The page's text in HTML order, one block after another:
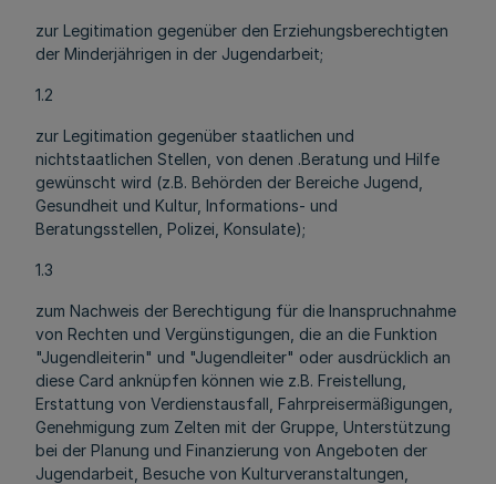
zur Legitimation gegenüber den Erziehungsberechtigten
der Minderjährigen in der Jugendarbeit;
1.2
zur Legitimation gegenüber staatlichen und
nichtstaatlichen Stellen, von denen .Beratung und Hilfe
gewünscht wird (z.B. Behörden der Bereiche Jugend,
Gesundheit und Kultur, Informations- und
Beratungsstellen, Polizei, Konsulate);
1.3
zum Nachweis der Berechtigung für die Inanspruchnahme
von Rechten und Vergünstigungen, die an die Funktion
"Jugendleiterin" und "Jugendleiter" oder ausdrücklich an
diese Card anknüpfen können wie z.B. Freistellung,
Erstattung von Verdienstausfall, Fahrpreisermäßigungen,
Genehmigung zum Zelten mit der Gruppe, Unterstützung
bei der Planung und Finanzierung von Angeboten der
Jugendarbeit, Besuche von Kulturveranstaltungen,